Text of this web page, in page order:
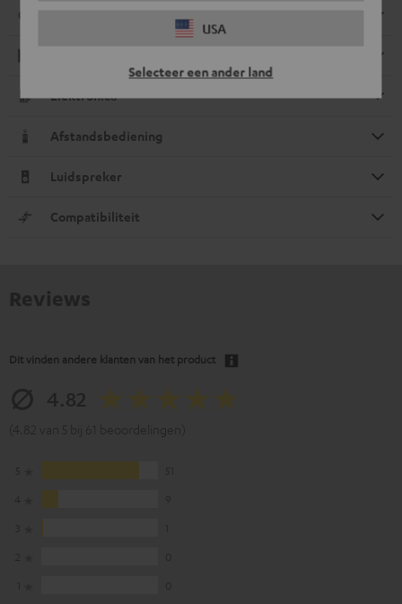
USA
Selecteer een ander land
Elektronica
Afstandsbediening
Luidspreker
Compatibiliteit
Dit vinden andere klanten van het product